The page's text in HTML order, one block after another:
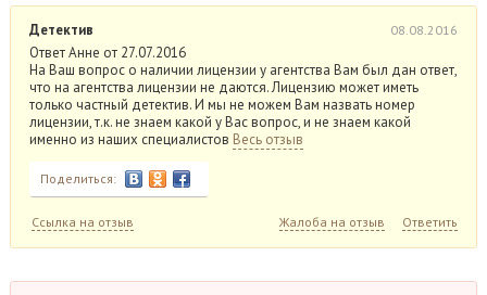
Детектив 08.08.2016
Ответ Анне от 27.07.2016
На Ваш вопрос о наличии лицензии у агентства Вам был дан ответ,
что на агентства лицензии не даются. Лицензию может иметь
только частный детектив. И мы не можем Вам назвать номер
лицензии, т.к. не знаем какой у Вас вопрос, и не знаем какой
именно из наших специалистов Весь отзыв
Поделиться:
Ссылка на отзыв Жалоба на отзыв Ответить